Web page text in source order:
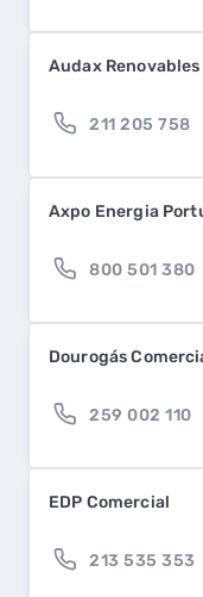
Audax Renovables
211 205 758
Axpo Energia
800 501 380
Dourogás
259 002 110
EDP Comercial
213 535 353